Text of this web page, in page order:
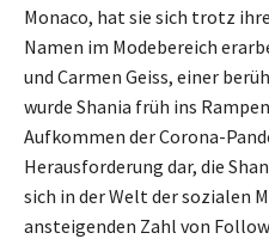
Monaco, hat sie sich trotz
Namen im Modebereich
und Carmen Geiss, einer
wurde Shania früh ins
Aufkommen der Corona-
Herausforderung dar, die
sich in der Welt der sozialen
ansteigenden Zahl von